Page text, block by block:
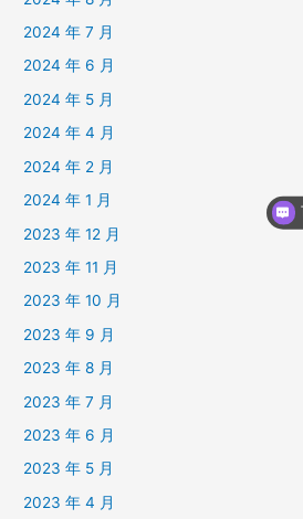
2024 年 7 月
2024 年 6 月
2024 年 5 月
2024 年 4 月
2024 年 2 月
2024 年 1 月
2023 年 12 月
2023 年 11 月
2023 年 10 月
2023 年 9 月
2023 年 8 月
2023 年 7 月
2023 年 6 月
2023 年 5 月
2023 年 4 月